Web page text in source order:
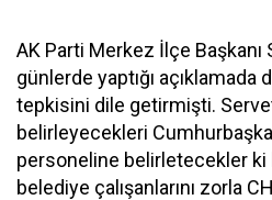
AK Parti Merkez İlçe Başkanı
günlerde yaptığı
tepkisini dile getirmişti.
belirleyecekleri
personeline belirletecekler ki
belediye çalışanlarını zorla